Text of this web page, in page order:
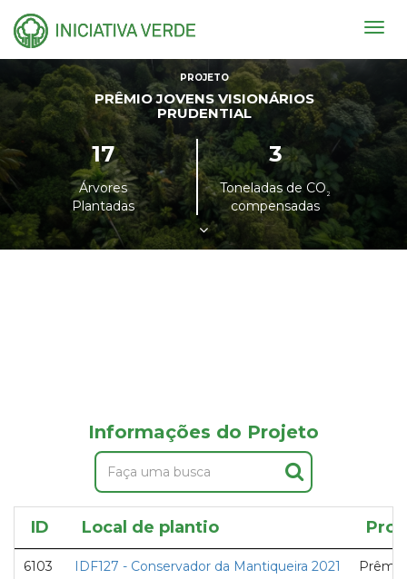
PROJETO
PRÊMIO JOVENS VISIONÁRIOS
PRUDENTIAL
17
Árvores
Plantadas
3
Toneladas de CO²
compensadas
Informações do Projeto
ID Local de plantio
6103 IDF127 - Conservador da Mantiqueira 2021